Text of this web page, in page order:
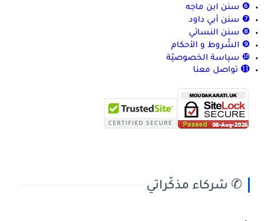
❻ سنن ابن ماجه
❼ سنن أبي داود
❽ سنن النسائي
❾ الشّروط و الأحكام
❿ سياسة الخصوصيّة
⓫ تواصل معنا
✆ شركاء مذكّراتي